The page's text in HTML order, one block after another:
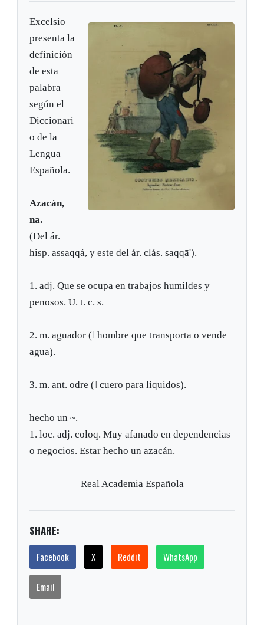
Excelsio
presenta la
definición
de esta
palabra
según el
Diccionari
o de la
Lengua
Española.
Azacán,
na.
(Del ár.
hisp. assaqqá, y este del ár. clás. saqqā').
1. adj. Que se ocupa en trabajos humildes y
penosos. U. t. c. s.
2. m. aguador (‖ hombre que transporta o vende
agua).
3. m. ant. odre (‖ cuero para líquidos).
hecho un ~.
1. loc. adj. coloq. Muy afanado en dependencias
o negocios. Estar hecho un azacán.
Real Academia Española
SHARE:
Facebook X Reddit WhatsApp
Email